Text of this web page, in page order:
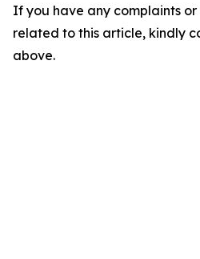
If you have any complaints or
related to this article, kindly
above.